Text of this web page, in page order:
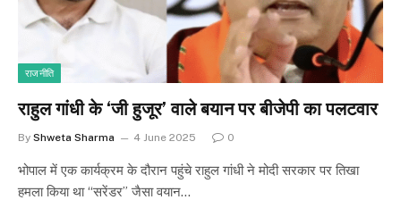
राजनीति
राहुल गांधी के ‘जी हुजूर’ वाले बयान पर बीजेपी का पलटवार
By Shweta Sharma 4 June 2025 0
भोपाल में एक कार्यक्रम के दौरान पहुंचे राहुल गांधी ने मोदी सरकार पर तिखा
हमला किया था “सरेंडर” जैसा वयान…